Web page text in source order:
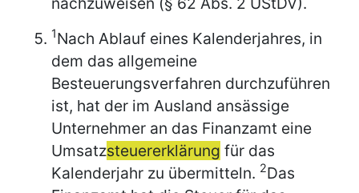
1Nach Ablauf eines Kalenderjahres, in
dem das allgemeine
Besteuerungsverfahren durchzuführen
ist, hat der im Ausland ansässige
Unternehmer an das Finanzamt eine
Umsatzsteuererklärung für das
Kalenderjahr zu übermitteln. 2Das